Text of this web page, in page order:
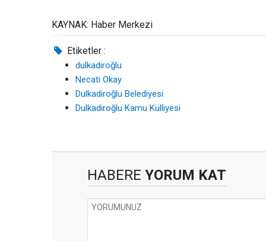
KAYNAK: Haber Merkezi
Etiketler :
dulkadiroğlu
Necati Okay
Dulkadiroğlu Belediyesi
Dulkadiroğlu Kamu Külliyesi
HABERE YORUM KAT